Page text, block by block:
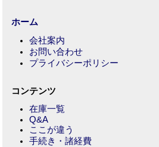
ホーム
会社案内
お問い合わせ
プライバシーポリシー
コンテンツ
在庫一覧
Q&A
ここが違う
手続き・諸経費